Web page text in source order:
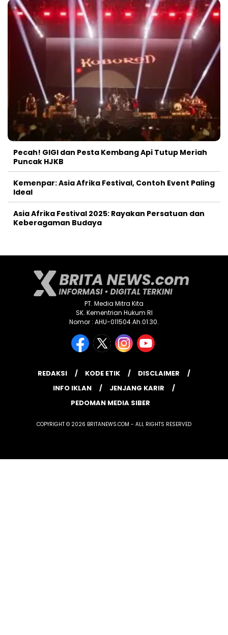
Pecah! GIGI dan Pesta Kembang Api Tutup Meriah
Puncak HJKB
Kemenpar: Asia Afrika Festival, Contoh Event Paling
Ideal
Asia Afrika Festival 2025: Rayakan Persatuan dan
Keberagaman Budaya
PT. Media Mitra Kita
SK. Kementrian Hukum RI
Nomor : AHU-011504.Ah.01.30.
REDAKSI KODE ETIK
DISCLAIMER
INFO IKLAN
JENJANG KARIR
PEDOMAN MEDIA SIBER
COPYRIGHT © 2026 BRITANEWS.COM - ALL RIGHTS RESERVED